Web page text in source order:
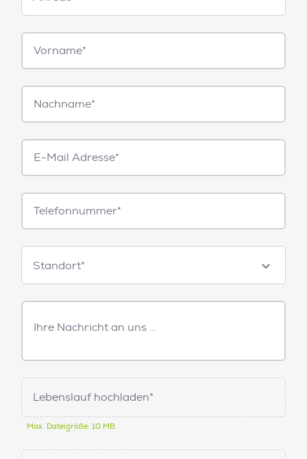
Vorname*
Nachname*
E-
Mail*
Telefonnummer
Standorte
Standort*
Freitext
Nachricht
Lebenslauf hochladen*
Max. Dateigröße: 10 MB.